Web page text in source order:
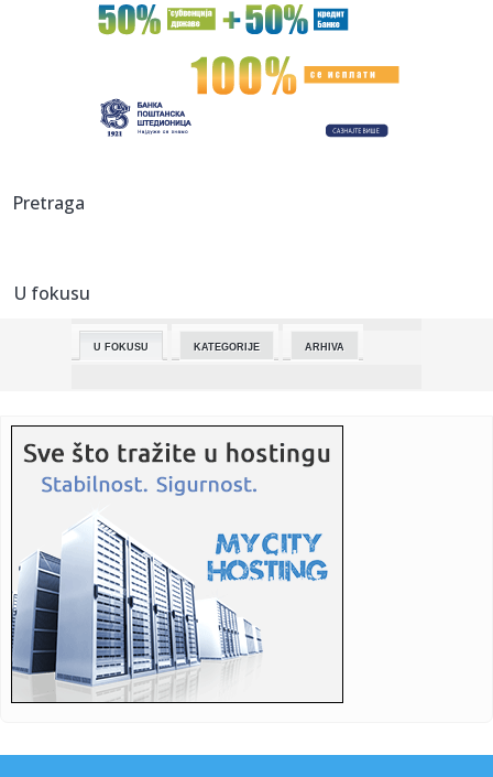
00:25:Lavrov: Za Rusiju nedopustivo obnavljanje borbi u
Persijskom zali...
Ubijen mladić u kruševačkom naselju Bare, dve osobe
00:21:Užas u Kruševcu! Mladić (22) ubijen nožem!
00:12:
00:09:
Drama kakva se ne pamti! Bomba eksplodirala među
23:59:Otvoren štand NUB RS na Sajmu knjiga u Solunu
23:53:Horor ispod Avale! Autom prešao u suprotnu traku, udario
motocik...
23:47:SUZE, ZVIŽDUCI I HAOS U ITALIJI: Frozinone se vratio u elitu,
23:43:Toyota razmatra snažniju GR verziju popularnog modela
RAV4
Pretraga
U fokusu
U FOKUSU KATEGORIJE ARHIVA